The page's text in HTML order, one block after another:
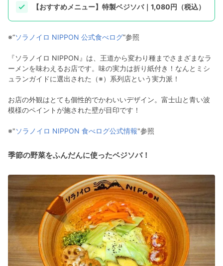
【おすすめメニュー】特製ベジソバ｜1,080円（税込）
※“ソラノイロ NIPPON 公式食べログ”参照
『ソラノイロ NIPPON』は、王道から変わり種までさまざまなラ
ーメンを味わえるお店です。味の実力は折り紙付き！なんとミシ
ュランガイドに選出された（※）系列店という実力派！
お店の外観はとても個性的でかわいいデザイン。富士山と青い波
模様のペイントが施された壁が目印です！
※"ソラノイロ NIPPON 食べログ公式情報"参照
季節の野菜をふんだんに使ったベジソバ！